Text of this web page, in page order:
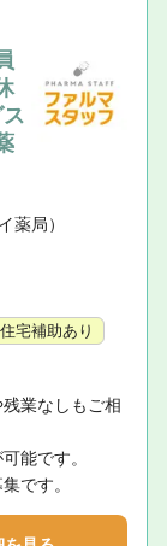
薬局）
住宅補助あり
業なしもご相
能です。
です。